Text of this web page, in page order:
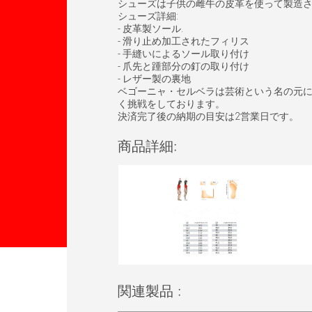
シューズは子供の雌牛の皮革を使って製造
シューズ詳細:
- 皮革製ソール.
- 滑り止め加工されたフィリス
- 手縫いによるソール取り付け
- 爪先と踵部分の釘の取り付け
- レザー製の裏地
ベゴーニャ・セルベラは芸術という名の元
く挑戦をしております。
決済完了後の納期の目安は2営業日です。
商品詳細:
関連製品 :